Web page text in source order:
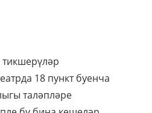
18 пункт буенча
таләпләре